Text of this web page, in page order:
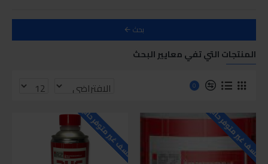
بحث
المنتجات التي تفي معايير البحث
0
للاسف غير متوفر حاليا للاسف غير متوفر حاليا